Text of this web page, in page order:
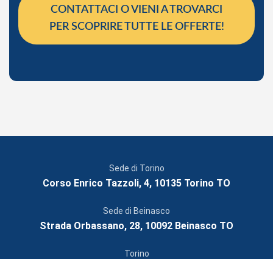
CONTATTACI O VIENI A TROVARCI
PER SCOPRIRE TUTTE LE OFFERTE!
Sede di Torino
Corso Enrico Tazzoli, 4, 10135 Torino TO
Sede di Beinasco
Strada Orbassano, 28, 10092 Beinasco TO
Torino